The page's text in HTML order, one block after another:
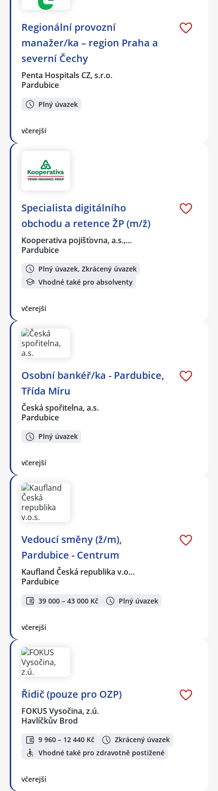
Regionální provozní
manažer/ka – region Praha a
severní Čechy
Penta Hospitals CZ, s.r.o.
Pardubice
Plný úvazek
včerejší
Specialista digitálního
obchodu a retence ŽP (m/ž)
Kooperativa pojišťovna, a.s.,…
Pardubice
Plný úvazek, Zkrácený úvazek
Vhodné také pro absolventy
včerejší
Osobní bankéř/ka - Pardubice,
Třída Míru
Česká spořitelna, a.s.
Pardubice
Plný úvazek
včerejší
Vedoucí směny (ž/m),
Pardubice - Centrum
Kaufland Česká republika v.o…
Pardubice
39 000 – 43 000 Kč Plný úvazek
včerejší
Řidič (pouze pro OZP)
FOKUS Vysočina, z.ú.
Havlíčkův Brod
9 960 – 12 440 Kč
Zkrácený úvazek
Vhodné také pro zdravotně postižené
včerejší